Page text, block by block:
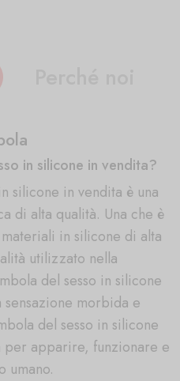
in silicone in vendita?
silicone in vendita è una
di alta qualità. Una che è
in silicone di alta
utilizzato nella
del sesso in silicone
morbida e
del sesso in silicone
per apparire, funzionare e
umano.